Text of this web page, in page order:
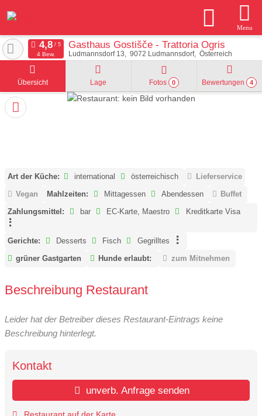
Menu
Gasthaus Gostišče - Trattoria Ogris
Ludmannsdorf 13 9072 Ludmannsdorf Österreich
4 Bew.
Übersicht Lage Fotos 0 Bewertungen 4
Art der Küche: international österreichisch
Lieferservice
Vegan
Mahlzeiten: Mittagessen Abendessen
Buffet
Zahlungsmittel:
bar EC-Karte, Maestro Kreditkarte Visa
Gerichte: Desserts Fisch
Gegrilltes
grüner Gastgarten
Hunde erlaubt: zum Mitnehmen
Beschreibung Restaurant
Leider hat der Betreiber dieses Restaurant-Eintrags keine
Beschreibung hinterlegt.
Kontakt
unverb. Anfrage senden
Restaurant auf der Karte